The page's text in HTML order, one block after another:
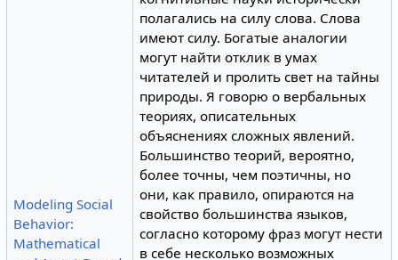
Modeling Social
Behavior:
Mathematical
полагались на силу слова. Слова
имеют силу. Богатые аналогии
могут найти отклик в умах
читателей и пролить свет на тайны
природы. Я говорю о вербальных
теориях, описательных
объяснениях сложных явлений.
Большинство теорий, вероятно,
более точны, чем поэтичны, но
они, как правило, опираются на
свойство большинства языков,
согласно которому фраз могут нести
в себе несколько возможных